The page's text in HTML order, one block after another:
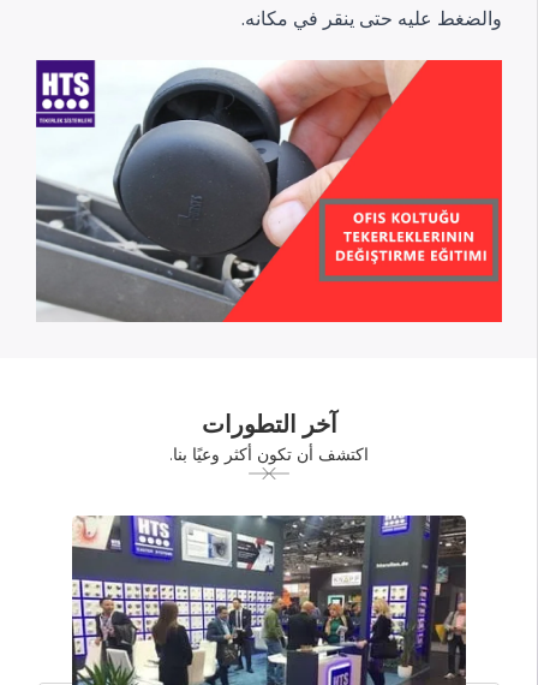
والضغط عليه حتى ينقر في مكانه.
آخر التطورات
اكتشف أن تكون أكثر وعيًا بنا.